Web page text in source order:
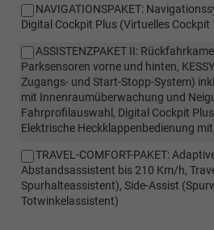
NAVIGATIONSPAKET:
Digital Cockpit Plus (Virtuelles Cockpit
ASSISTENZPAKET II:
Parksensoren vorne und hinten,
Zugangs- und Start-Stopp-System)
mit Innenraumüberwachung und
Fahrprofilauswahl, Digital Cockpit
Elektrische Heckklappenbedienung
TRAVEL-COMFORT-PAKET:
Abstandsassistent bis 210 Km/h,
Spurhalteassistent), Side-Assist
Totwinkelassistent)